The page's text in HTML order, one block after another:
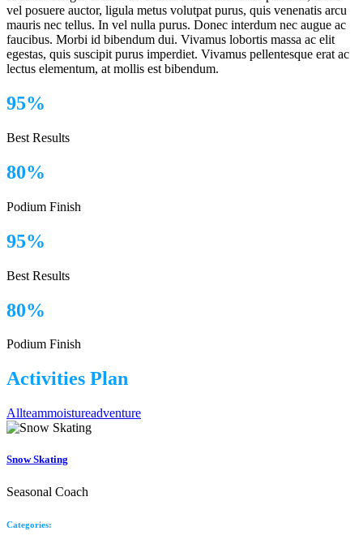
vel posuere auctor, ligula metus volutpat purus, quis venenatis arcu
mauris nec tellus. In vel nulla purus. Donec interdum nec augue ac
faucibus. Morbi id bibendum dui. Vivamus lobortis massa ac elit
egestas, quis suscipit purus imperdiet. Vivamus pellentesque erat ac
lectus elementum, at mollis est bibendum.
95%
Best Results
80%
Podium Finish
95%
Best Results
80%
Podium Finish
Activities Plan
Allteammoistureadventure
Snow Skating
Seasonal Coach
Categories: